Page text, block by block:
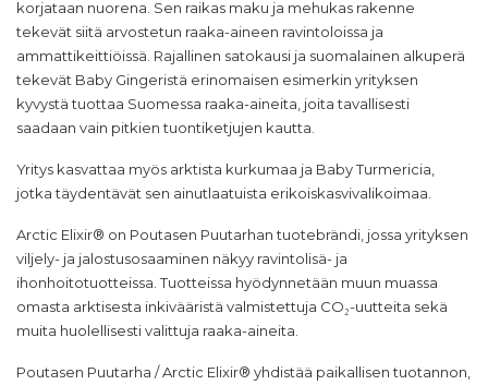
korjataan nuorena. Sen raikas maku ja mehukas rakenne
tekevät siitä arvostetun raaka-aineen ravintoloissa ja
ammattikeittiöissä. Rajallinen satokausi ja suomalainen alkuperä
tekevät Baby Gingeristä erinomaisen esimerkin yrityksen
kyvystä tuottaa Suomessa raaka-aineita, joita tavallisesti
saadaan vain pitkien tuontiketjujen kautta.
Yritys kasvattaa myös arktista kurkumaa ja Baby Turmericia,
jotka täydentävät sen ainutlaatuista erikoiskasvivalikoimaa.
Arctic Elixir® on Poutasen Puutarhan tuotebrändi, jossa yrityksen
viljely- ja jalostusosaaminen näkyy ravintolisä- ja
ihonhoitotuotteissa. Tuotteissa hyödynnetään muun muassa
omasta arktisesta inkivääristä valmistettuja CO₂-uutteita sekä
muita huolellisesti valittuja raaka-aineita.
Poutasen Puutarha / Arctic Elixir® yhdistää paikallisen tuotannon,